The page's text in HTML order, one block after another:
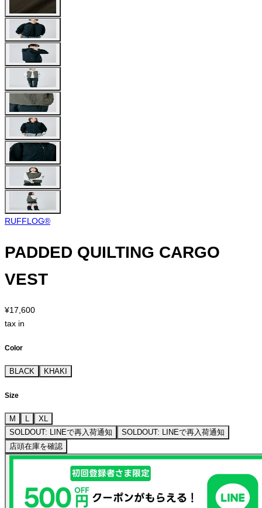
RUFFLOG®︎
PADDED QUILTING CARGO
VEST
¥17,600
tax in
Color
BLACK KHAKI
Size
M L
XL
SOLDOUT: LINEで再入荷通知
SOLDOUT: LINEで再入荷通知
店頭在庫を確認